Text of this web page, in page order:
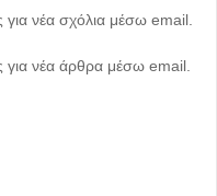
νέα σχόλια μέσω email.
για νέα άρθρα μέσω email.